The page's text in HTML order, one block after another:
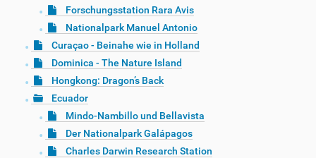
Forschungsstation Rara Avis
Nationalpark Manuel Antonio
Curaçao - Beinahe wie in Holland
Dominica - The Nature Island
Hongkong: Dragon’s Back
Ecuador
Mindo-Nambillo und Bellavista
Der Nationalpark Galápagos
Charles Darwin Research Station